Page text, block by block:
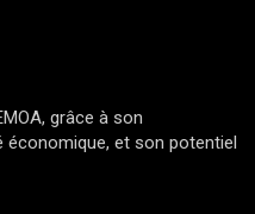
grâce à son
et son potentiel